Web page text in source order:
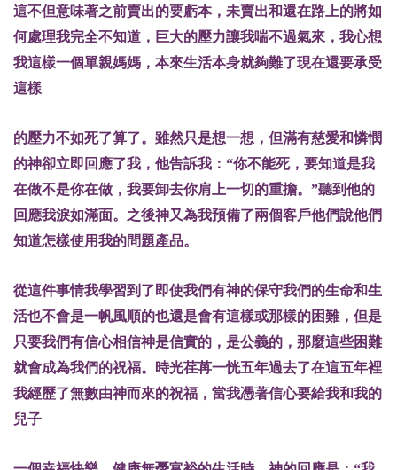
這不但意味著之前賣出的要虧本，未賣出和還在路上的將如
何處理我完全不知道，巨大的壓力讓我喘不過氣來，我心想
我這樣一個單親媽媽，本來生活本身就夠難了現在還要承受
這樣
的壓力不如死了算了。雖然只是想一想，但滿有慈愛和憐憫
的神卻立即回應了我，他告訴我：“你不能死，要知道是我
在做不是你在做，我要卸去你肩上一切的重擔。”聽到他的
回應我淚如滿面。之後神又為我預備了兩個客戶他們說他們
知道怎樣使用我的問題產品。
從這件事情我學習到了即使我們有神的保守我們的生命和生
活也不會是一帆風順的也還是會有這樣或那樣的困難，但是
只要我們有信心相信神是信實的，是公義的，那麼這些困難
就會成為我們的祝福。時光荏苒一恍五年過去了在這五年裡
我經歷了無數由神而來的祝福，當我憑著信心要給我和我的
兒子